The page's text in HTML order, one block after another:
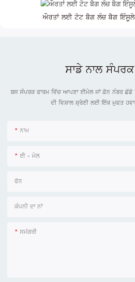
ਔਰਤਾਂ ਲਈ ਟੋਟ ਬੈਗ ਲੰਚ ਬੈਗ
ਸਾਡੇ ਨਾਲ
ਬਸ ਸੰਪਰਕ ਫਾਰਮ ਵਿੱਚ ਆਪਣਾ ਈਮੇਲ ਜਾਂ ਫ਼ੋਨ ਨੰਬਰ ਛੱਡੋ
ਦੀ ਵਿਸ਼ਾਲ ਸ਼੍ਰੇਣੀ ਲਈ ਇੱਕ ਮੁਫਤ
ਨਾਮ
ਈ - ਮੇਲ
ਫੋਨ
ਕੰਪਨੀ ਦਾ ਨਾਂ
ਸਮੱਗਰੀ